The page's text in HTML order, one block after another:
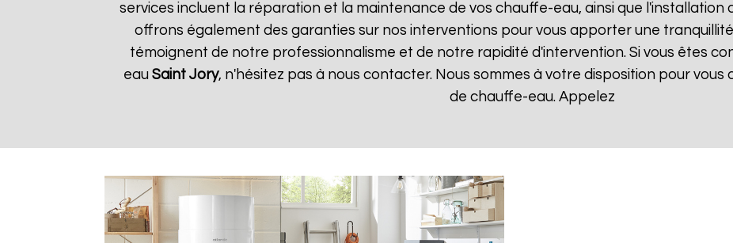
services incluent la réparation et la maintenance de vos chauffe-eau, ainsi que l'installation
offrons également des garanties sur nos interventions pour vous apporter une
témoignent de notre professionnalisme et de notre rapidité d'intervention. Si vous êtes
eau Saint Jory, n'hésitez pas à nous contacter. Nous sommes à votre disposition pour
de chauffe-eau. Appelez